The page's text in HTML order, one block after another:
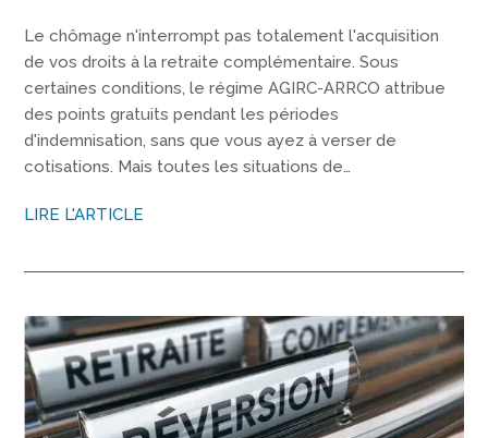
Le chômage n'interrompt pas totalement l'acquisition
de vos droits à la retraite complémentaire. Sous
certaines conditions, le régime AGIRC-ARRCO attribue
des points gratuits pendant les périodes
d'indemnisation, sans que vous ayez à verser de
cotisations. Mais toutes les situations de…
LIRE L'ARTICLE